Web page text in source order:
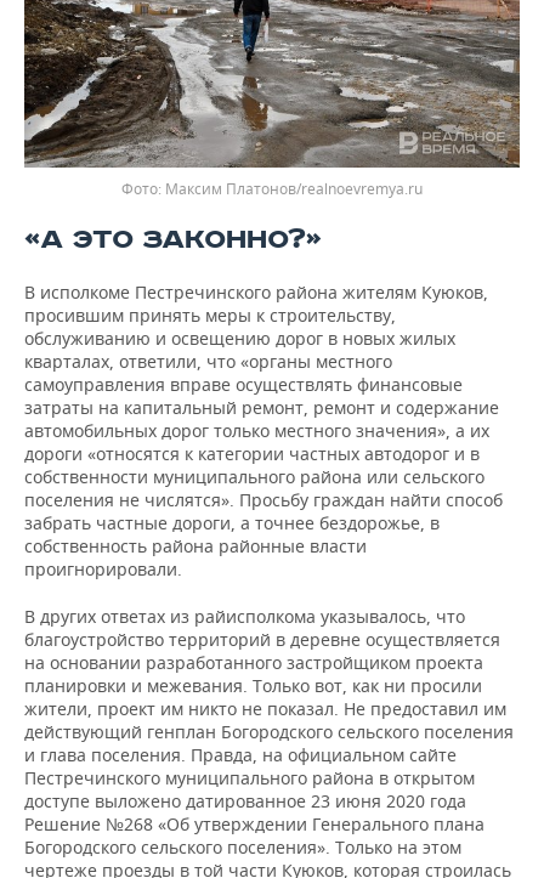
Максим Платонов/realnoevremya.ru
«А ЭТО ЗАКОННО?»
В исполкоме Пестречинского района жителям Куюков,
просившим принять меры к строительству,
обслуживанию и освещению дорог в новых жилых
кварталах, ответили, что «органы местного
самоуправления вправе осуществлять финансовые
затраты на капитальный ремонт, ремонт и содержание
автомобильных дорог только местного значения», а их
дороги «относятся к категории частных автодорог и в
собственности муниципального района или сельского
поселения не числятся». Просьбу граждан найти способ
забрать частные дороги, а точнее бездорожье, в
собственность района районные власти
проигнорировали.
В других ответах из райисполкома указывалось, что
благоустройство территорий в деревне осуществляется
на основании разработанного застройщиком проекта
планировки и межевания. Только вот, как ни просили
жители, проект им никто не показал. Не предоставил им
действующий генплан Богородского сельского поселения
и глава поселения. Правда, на официальном сайте
Пестречинского муниципального района в открытом
доступе выложено датированное 23 июня 2020 года
Решение №268 «Об утверждении Генерального плана
Богородского сельского поселения». Только на этом
чертеже проезды в той части Куюков, которая строилась